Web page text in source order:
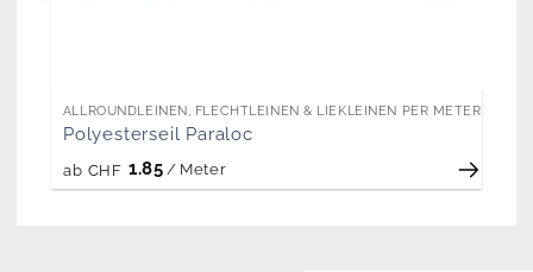
ALLROUNDLEINEN, FLECHTLEINEN & LIEKLEINEN PER METER
Polyesterseil Paraloc
ab CHF 1.85 / Meter